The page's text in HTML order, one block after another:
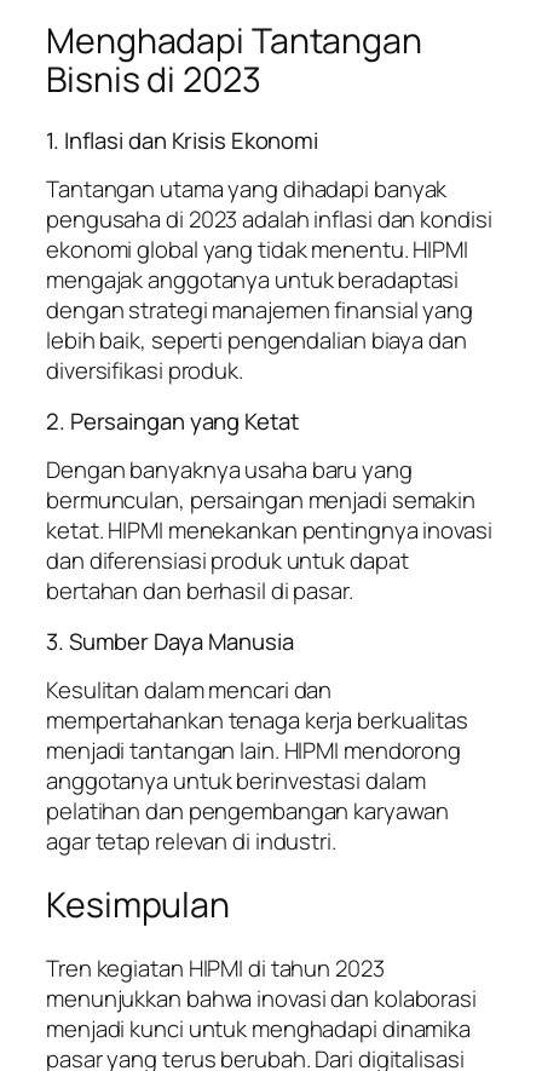
Menghadapi Tantangan
Bisnis di 2023
1. Inflasi dan Krisis Ekonomi
Tantangan utama yang dihadapi banyak
pengusaha di 2023 adalah inflasi dan kondisi
ekonomi global yang tidak menentu. HIPMI
mengajak anggotanya untuk beradaptasi
dengan strategi manajemen finansial yang
lebih baik, seperti pengendalian biaya dan
diversifikasi produk.
2. Persaingan yang Ketat
Dengan banyaknya usaha baru yang
bermunculan, persaingan menjadi semakin
ketat. HIPMI menekankan pentingnya inovasi
dan diferensiasi produk untuk dapat
bertahan dan berhasil di pasar.
3. Sumber Daya Manusia
Kesulitan dalam mencari dan
mempertahankan tenaga kerja berkualitas
menjadi tantangan lain. HIPMI mendorong
anggotanya untuk berinvestasi dalam
pelatihan dan pengembangan karyawan
agar tetap relevan di industri.
Kesimpulan
Tren kegiatan HIPMI di tahun 2023
menunjukkan bahwa inovasi dan kolaborasi
menjadi kunci untuk menghadapi dinamika
pasar yang terus berubah. Dari digitalisasi